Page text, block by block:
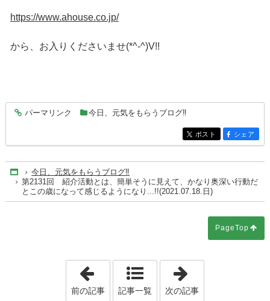
https://www.ahouse.co.jp/
から、お入りくださいませ(*^-^)V!!
entry6370
パーマリンク 今日、元気をもらうブログ‼
entry6370
ポスト entry6370
シェア
Home
今日、元気をもらうブログ‼
第2131回 紹介活動とは、簡単そうに見えて、かなり奥深い行動だ
とこの歳になって感じるようになり...!!(2021.07.18.日)
PageTop
「第2130回 トップセールスマンとは
前の記事 記事一覧 次の記事